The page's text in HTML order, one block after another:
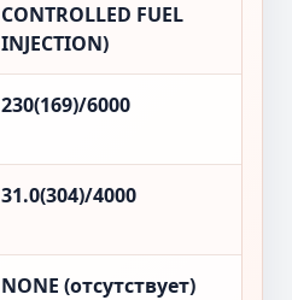
CONTROLLED FUEL
INJECTION)
230(169)/6000
31.0(304)/4000
NONE (отсутствует)